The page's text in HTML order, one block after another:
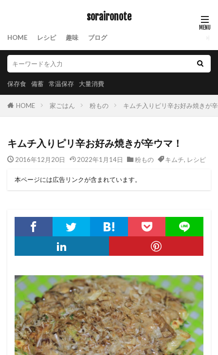
soraironote
HOME レシピ 趣味 ブログ
保存食 備蓄 常温保存 大量消費
HOME 家ごはん 粉もの キムチ入りピリ辛お好み焼きが
キムチ入りピリ辛お好み焼きが辛ウマ！
2016年12月20日 2022年1月14日 粉もの キムチ, レシピ
本ページには広告リンクが含まれています。